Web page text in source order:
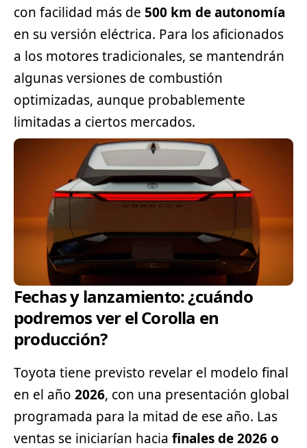
con facilidad más de 500 km de autonomía
en su versión eléctrica. Para los aficionados
a los motores tradicionales, se mantendrán
algunas versiones de combustión
optimizadas, aunque probablemente
limitadas a ciertos mercados.
Fechas y lanzamiento: ¿cuándo
podremos ver el Corolla en
producción?
Toyota tiene previsto revelar el modelo final
en el año 2026, con una presentación global
programada para la mitad de ese año. Las
ventas se iniciarían hacia finales de 2026 o